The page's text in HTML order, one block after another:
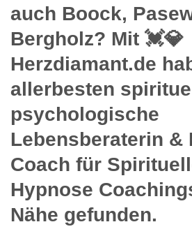
auch Boock,
Bergholz? Mit 💓️💎
Herzdiamant.de
allerbesten
psychologische
Lebensberaterin &
Coach für
Hypnose
Nähe gefunden.